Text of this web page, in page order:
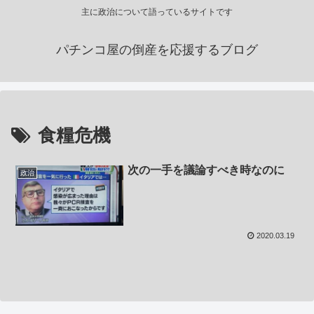
主に政治について語っているサイトです
パチンコ屋の倒産を応援するブログ
食糧危機
政治 次の一手を議論すべき時なのに
2020.03.19